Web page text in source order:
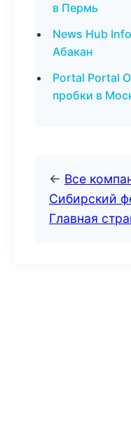
в Пермь
News Hub
Абакан
Portal Portal
пробки в
← Все
Сибирский
Главная